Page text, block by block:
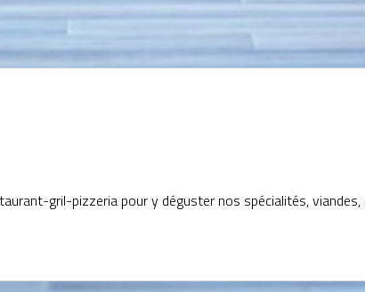
gril-pizzeria pour y déguster nos spécialités,